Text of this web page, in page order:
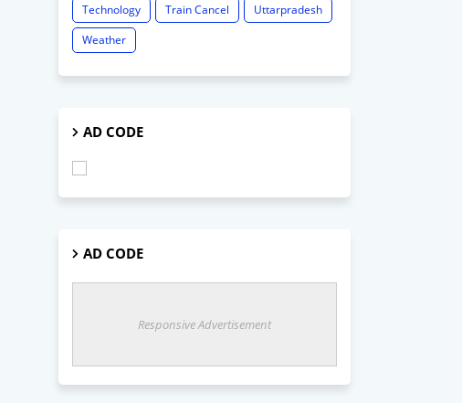
Technology
Train Cancel
Uttarpradesh
Weather
AD CODE
AD CODE
Responsive Advertisement